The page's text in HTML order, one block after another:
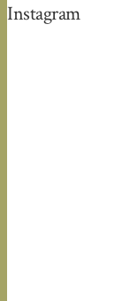
Instagram